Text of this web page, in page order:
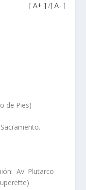
[ A+ ] /[ A- ]
de Pies)
Av. Plutarco